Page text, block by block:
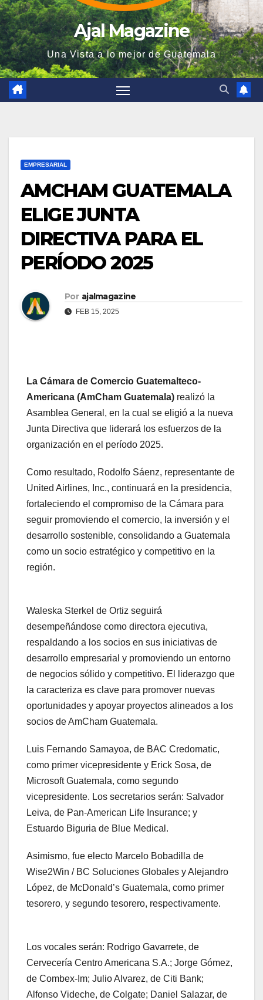
Ajal Magazine
Una Vista a lo mejor de Guatemala
EMPRESARIAL
AMCHAM GUATEMALA
ELIGE JUNTA
DIRECTIVA PARA EL
PERÍODO 2025
Por ajalmagazine
FEB 15, 2025
La Cámara de Comercio Guatemalteco-
Americana (AmCham Guatemala) realizó la
Asamblea General, en la cual se eligió a la nueva
Junta Directiva que liderará los esfuerzos de la
organización en el período 2025.
Como resultado, Rodolfo Sáenz, representante de
United Airlines, Inc., continuará en la presidencia,
fortaleciendo el compromiso de la Cámara para
seguir promoviendo el comercio, la inversión y el
desarrollo sostenible, consolidando a Guatemala
como un socio estratégico y competitivo en la
región.
Waleska Sterkel de Ortiz seguirá
desempeñándose como directora ejecutiva,
respaldando a los socios en sus iniciativas de
desarrollo empresarial y promoviendo un entorno
de negocios sólido y competitivo. El liderazgo que
la caracteriza es clave para promover nuevas
oportunidades y apoyar proyectos alineados a los
socios de AmCham Guatemala.
Luis Fernando Samayoa, de BAC Credomatic,
como primer vicepresidente y Erick Sosa, de
Microsoft Guatemala, como segundo
vicepresidente. Los secretarios serán: Salvador
Leiva, de Pan-American Life Insurance; y
Estuardo Biguria de Blue Medical.
Asimismo, fue electo Marcelo Bobadilla de
Wise2Win / BC Soluciones Globales y Alejandro
López, de McDonald’s Guatemala, como primer
tesorero, y segundo tesorero, respectivamente.
Los vocales serán: Rodrigo Gavarrete, de
Cervecería Centro Americana S.A.; Jorge Gómez,
de Combex-Im; Julio Alvarez, de Citi Bank;
Alfonso Videche, de Colgate; Daniel Salazar, de